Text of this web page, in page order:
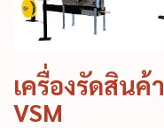
เครื่องรัดสินค้า
VSM